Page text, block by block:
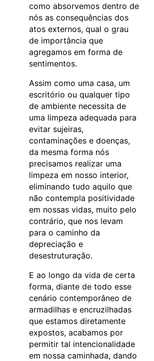
como absorvemos dentro de
nós as consequências dos
atos externos, qual o grau
de importância que
agregamos em forma de
sentimentos.
Assim como uma casa, um
escritório ou qualquer tipo
de ambiente necessita de
uma limpeza adequada para
evitar sujeiras,
contaminações e doenças,
da mesma forma nós
precisamos realizar uma
limpeza em nosso interior,
eliminando tudo aquilo que
não contempla positividade
em nossas vidas, muito pelo
contrário, que nos levam
para o caminho da
depreciação e
desestruturação.
E ao longo da vida de certa
forma, diante de todo esse
cenário contemporâneo de
armadilhas e encruzilhadas
que estamos diretamente
expostos, acabamos por
permitir tal intencionalidade
em nossa caminhada, dando